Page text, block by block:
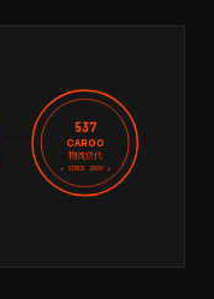
537
CARGO
物流货代
★ SINCE 2009 ★